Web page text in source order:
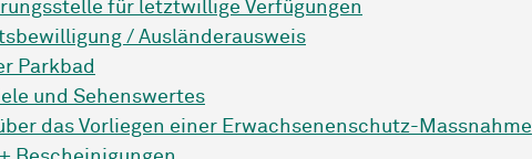
für letztwillige Verfügungen
/ Ausländerausweis
Parkbad
und Sehenswertes
das Vorliegen einer Erwachsenenschutz-Massnahme